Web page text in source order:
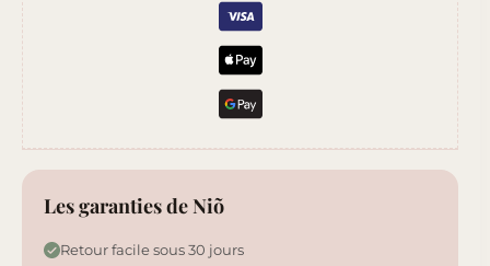
Les garanties de Niõ
Retour facile sous 30 jours